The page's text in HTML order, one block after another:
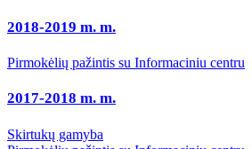
2018-2019 m. m.
Pirmokėlių pažintis su Informaciniu centru
2017-2018 m. m.
Skirtukų gamyba